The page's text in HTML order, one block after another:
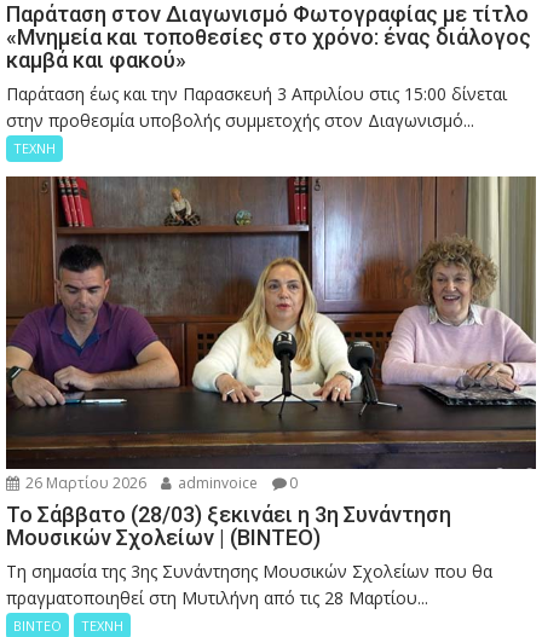
Παράταση στον Διαγωνισμό Φωτογραφίας με τίτλο
«Μνημεία και τοποθεσίες στο χρόνο: ένας διάλογος
καμβά και φακού»
Παράταση έως και την Παρασκευή 3 Απριλίου στις 15:00 δίνεται
στην προθεσμία υποβολής συμμετοχής στον Διαγωνισμό...
ΤΕΧΝΗ
26 Μαρτίου 2026 adminvoice 0
Το Σάββατο (28/03) ξεκινάει η 3η Συνάντηση
Μουσικών Σχολείων | (ΒΙΝΤΕΟ)
Τη σημασία της 3ης Συνάντησης Μουσικών Σχολείων που θα
πραγματοποιηθεί στη Μυτιλήνη από τις 28 Μαρτίου...
ΒΙΝΤΕΟ ΤΕΧΝΗ